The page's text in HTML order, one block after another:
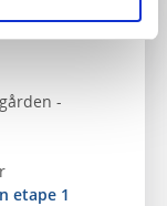
-
etape 1